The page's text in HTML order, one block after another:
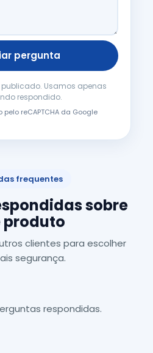
pergunta
Usamos apenas
respondido.
reCAPTCHA da Google
frequentes
sobre
produto
clientes para escolher
segurança.
respondidas.